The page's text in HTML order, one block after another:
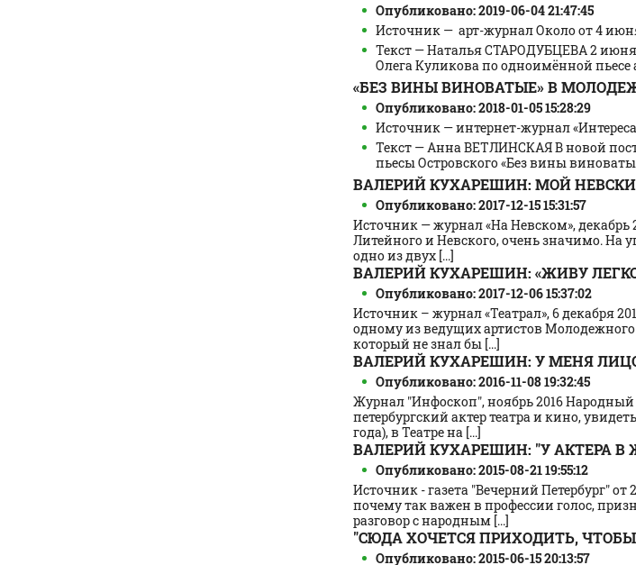
Опубликовано: 2019-06-04 21:47:45
Источник — арт-журнал Около от 4
Текст — Наталья СТАРОДУБЦЕВА 2 июня
Олега Куликова по одноимённой пьесе
«БЕЗ ВИНЫ ВИНОВАТЫЕ» В
Опубликовано: 2018-01-05 15:28:29
Источник — интернет-журнал
Текст — Анна ВЕТЛИНСКАЯ В новой
пьесы Островского «Без вины
ВАЛЕРИЙ КУХАРЕШИН: МОЙ
Опубликовано: 2017-12-15 15:31:57
Источник — журнал «На Невском», декабрь
Литейного и Невского, очень значимо. На
одно из двух [...]
ВАЛЕРИЙ КУХАРЕШИН: «ЖИВУ
Опубликовано: 2017-12-06 15:37:02
Источник – журнал «Театрал», 6 декабря
одному из ведущих артистов Молодежного
который не знал бы [...]
ВАЛЕРИЙ КУХАРЕШИН: У МЕНЯ
Опубликовано: 2016-11-08 19:32:45
Журнал "Инфоскоп", ноябрь 2016
петербургский актер театра и кино,
года), в Театре на [...]
ВАЛЕРИЙ КУХАРЕШИН: "У АКТЕРА
Опубликовано: 2015-08-21 19:55:12
Источник - газета "Вечерний Петербург"
почему так важен в профессии голос,
разговор с народным [...]
"СЮДА ХОЧЕТСЯ ПРИХОДИТЬ,
Опубликовано: 2015-06-15 20:13:57